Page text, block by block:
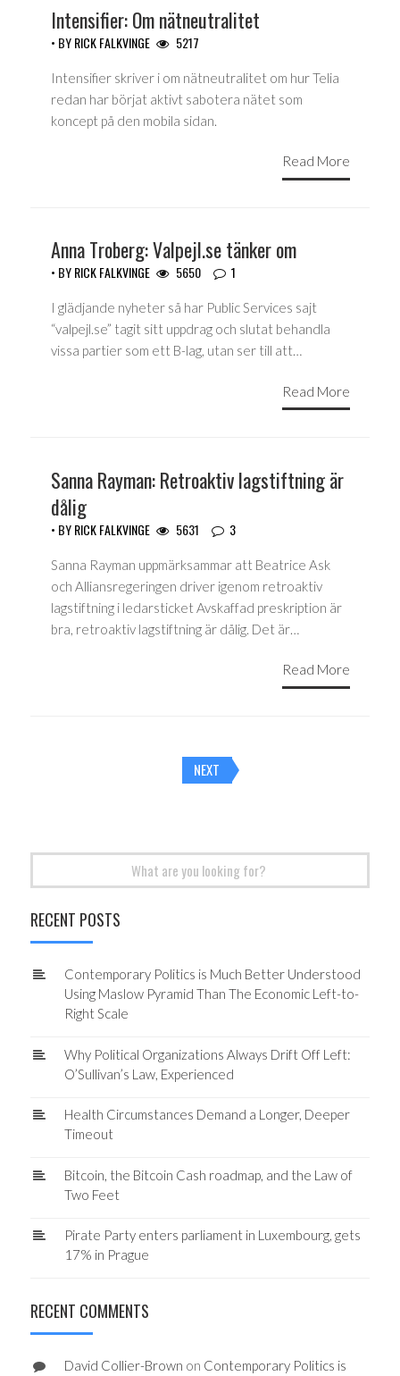
Intensifier: Om nätneutralitet
• BYRICK FALKVINGE 5217
Intensifier skriver i om nätneutralitet om hur Telia
redan har börjat aktivt sabotera nätet som
koncept på den mobila sidan.
Read More
Anna Troberg: Valpejl.se tänker om
• BYRICK FALKVINGE 5650 1
I glädjande nyheter så har Public Services sajt
“valpejl.se” tagit sitt uppdrag och slutat behandla
vissa partier som ett B-lag, utan ser till att…
Read More
Sanna Rayman: Retroaktiv lagstiftning är
dålig
• BYRICK FALKVINGE 5631 3
Sanna Rayman uppmärksammar att Beatrice Ask
och Alliansregeringen driver igenom retroaktiv
lagstiftning i ledarsticket Avskaffad preskription är
bra, retroaktiv lagstiftning är dålig. Det är…
Read More
Posts
navigation
NEXT
RECENT POSTS
Contemporary Politics is Much Better Understood
Using Maslow Pyramid Than The Economic Left-to-
Right Scale
Why Political Organizations Always Drift Off Left:
O’Sullivan’s Law, Experienced
Health Circumstances Demand a Longer, Deeper
Timeout
Bitcoin, the Bitcoin Cash roadmap, and the Law of
Two Feet
Pirate Party enters parliament in Luxembourg, gets
17% in Prague
RECENT COMMENTS
David Collier-Brown on Contemporary Politics is